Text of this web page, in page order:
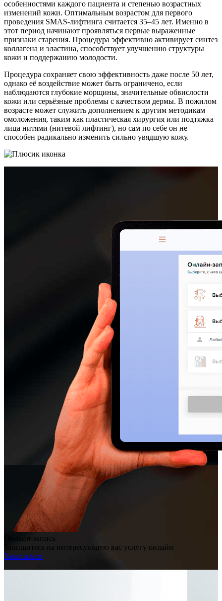
особенностями каждого пациента и степенью возрастных
изменений кожи. Оптимальным возрастом для первого
проведения SMAS-лифтинга считается 35–45 лет. Именно в
этот период начинают проявляться первые выраженные
признаки старения. Процедура эффективно активирует синтез
коллагена и эластина, способствует улучшению структуры
кожи и поддержанию молодости.
Процедура сохраняет свою эффективность даже после 50 лет,
однако её воздействие может быть ограничено, если
наблюдаются глубокие морщины, значительные обвислости
кожи или серьёзные проблемы с качеством дермы. В пожилом
возрасте может служить дополнением к другим методикам
омоложения, таким как пластическая хирургия или подтяжка
лица нитями (нитевой лифтинг), но сам по себе он не
способен радикально изменить сильно увядшую кожу.
Онлайн-запись
Запишитесь на интересующую вас услугу онлайн
Записаться